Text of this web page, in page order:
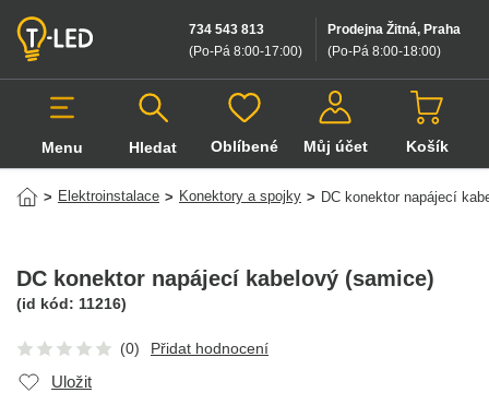
Prodejna Žitná, Praha
(Po-Pá 8:00-18:00)
734 543 813
(Po-Pá 8:00-17:00)
Menu Hledat
Hledat v produktech
Oblíbené Můj účet Košík
> Elektroinstalace > Konektory a spojky > DC konektor napájecí
DC konektor napájecí kabelový (samice)
(id kód: 11216)
(0) Přidat hodnocení
Uložit